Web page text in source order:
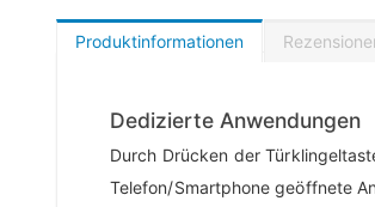
Produktinformationen
Dedizierte Anwendungen
Durch Drücken der
Telefon/Smartphone geöffnete